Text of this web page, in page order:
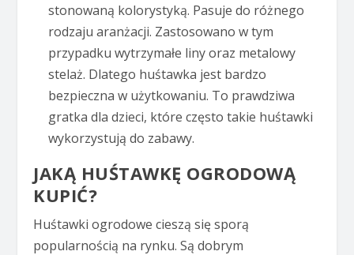
stonowaną kolorystyką. Pasuje do różnego
rodzaju aranżacji. Zastosowano w tym
przypadku wytrzymałe liny oraz metalowy
stelaż. Dlatego huśtawka jest bardzo
bezpieczna w użytkowaniu. To prawdziwa
gratka dla dzieci, które często takie huśtawki
wykorzystują do zabawy.
JAKĄ HUŚTAWKĘ OGRODOWĄ
KUPIĆ?
Huśtawki ogrodowe cieszą się sporą
popularnością na rynku. Są dobrym